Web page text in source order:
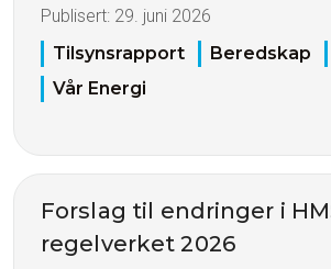
Publisert: 29. juni 2026
Tilsynsrapport
Beredskap
Vår Energi
Forslag til endringer i
regelverket 2026